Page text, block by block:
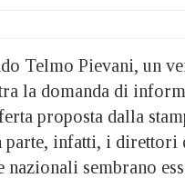
Telmo Pievani, un
la domanda di
proposta dalla
parte, infatti, i direttori
nazionali sembrano